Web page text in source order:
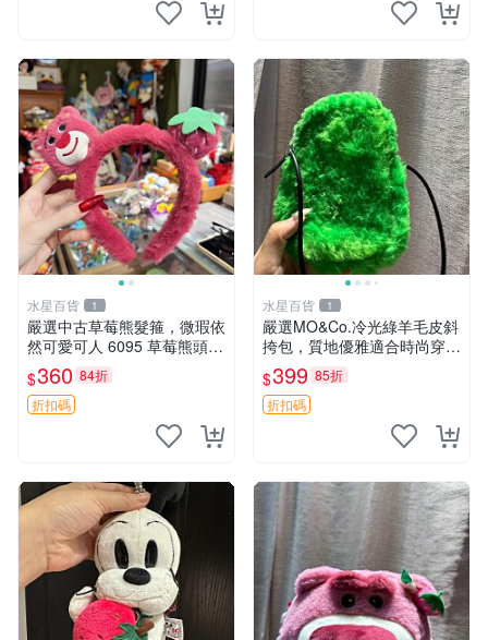
水星百貨 1
嚴選中古草莓熊髮箍，微瑕依
然可愛可人 6095 草莓熊頭飾
中古髮圈 熊寶 寶寶 娃娃熊髮
箍 中古收藏 玩具髮夾
$360 84折
折扣碼
水星百貨 1
嚴選MO&Co.冷光綠羊毛皮斜
挎包，質地優雅適合時尚穿搭
冷光綠 皮包 斜挎包
$399 85折
折扣碼